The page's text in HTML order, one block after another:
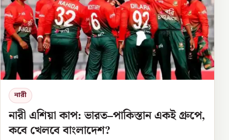
নারী
নারী এশিয়া কাপ: ভারত–পাকিস্তান একই গ্রুপে,
কবে খেলবে বাংলাদেশ?